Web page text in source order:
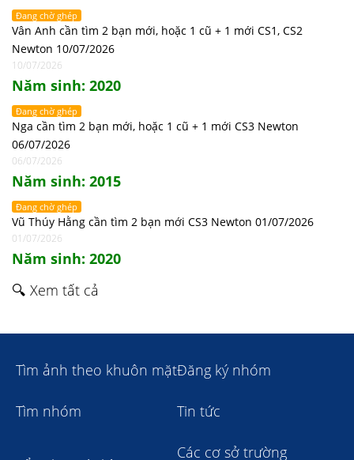
Đang chờ ghép
Vân Anh cần tìm 2 bạn mới, hoặc 1 cũ + 1 mới CS1, CS2
Newton 10/07/2026
10/07/2026
Năm sinh: 2020
Đang chờ ghép
Nga cần tìm 2 bạn mới, hoặc 1 cũ + 1 mới CS3 Newton
06/07/2026
06/07/2026
Năm sinh: 2015
Đang chờ ghép
Vũ Thúy Hằng cần tìm 2 bạn mới CS3 Newton 01/07/2026
01/07/2026
Năm sinh: 2020
🔍 Xem tất cả
Tìm ảnh theo khuôn mặtĐăng ký nhóm
Tìm nhóm Tin tức
Các cơ sở trường